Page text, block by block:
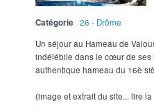
Catégorie
26 - Drôme
Un séjour au Hameau de
indélébile dans le cœur de ses
authentique hameau du 16è
(image et extrait du site... lire la